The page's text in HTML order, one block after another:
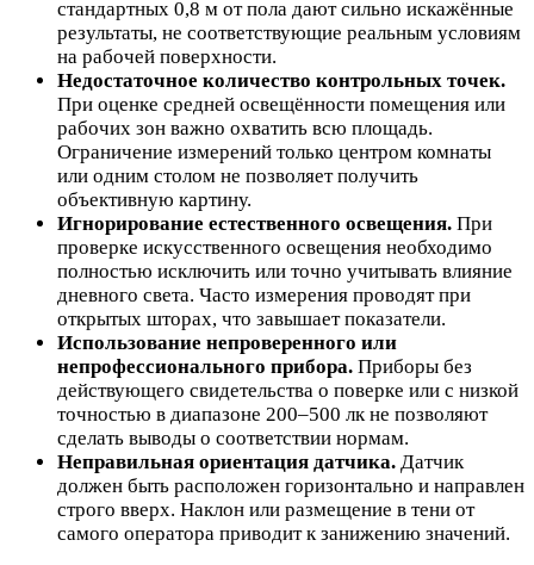
стандартных 0,8 м от пола дают сильно искажённые
результаты, не соответствующие реальным условиям
на рабочей поверхности.
Недостаточное количество контрольных точек.
При оценке средней освещённости помещения или
рабочих зон важно охватить всю площадь.
Ограничение измерений только центром комнаты
или одним столом не позволяет получить
объективную картину.
Игнорирование естественного освещения. При
проверке искусственного освещения необходимо
полностью исключить или точно учитывать влияние
дневного света. Часто измерения проводят при
открытых шторах, что завышает показатели.
Использование непроверенного или
непрофессионального прибора. Приборы без
действующего свидетельства о поверке или с низкой
точностью в диапазоне 200–500 лк не позволяют
сделать выводы о соответствии нормам.
Неправильная ориентация датчика. Датчик
должен быть расположен горизонтально и направлен
строго вверх. Наклон или размещение в тени от
самого оператора приводит к занижению значений.